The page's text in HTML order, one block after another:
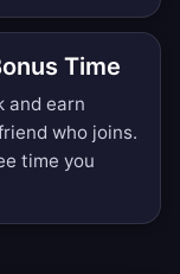
Time
and earn
who joins.
time you